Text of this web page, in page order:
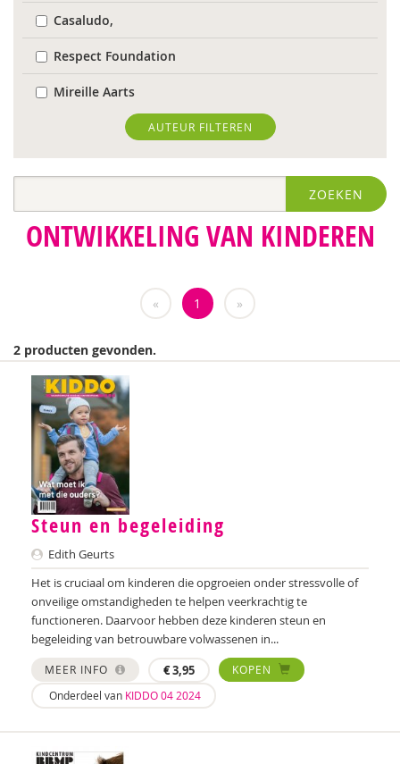
Casaludo,
Respect Foundation
Mireille Aarts
Marijke Adema
Ilse Aerden
Teatske Altenburg
Nishaan Ardjosemito
Siela Ardjosemito-Jethoe
Chantal Ariens
Nicole van Asten
Diverse auteurs
Anne-Floor Bakker
Miriam Barendregt
Ana del Barrio Saiz
Rina Bartels
Zeina Bassa
Laura Batstra
Rebecca Beck
Maria Hetty van den Berg
AUTEUR FILTEREN
ZOEKEN
ONTWIKKELING VAN KINDEREN
« 1 »
2 producten gevonden.
Steun en begeleiding
Edith Geurts
Het is cruciaal om kinderen die opgroeien onder stressvolle of
onveilige omstandigheden te helpen veerkrachtig te
functioneren. Daarvoor hebben deze kinderen steun en
begeleiding van betrouwbare volwassenen in...
MEER INFO €3,95
KOPEN
Onderdeel van KIDDO 04 2024